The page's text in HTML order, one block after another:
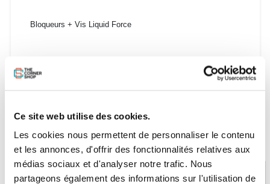
Ce site web utilise des cookies.
Les cookies nous permettent de personnaliser le contenu
et les annonces, d'offrir des fonctionnalités relatives aux
médias sociaux et d'analyser notre trafic. Nous
partageons également des informations sur l'utilisation de
Bloqueurs + Vis Liquid Force